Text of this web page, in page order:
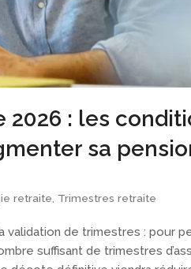
: les
sa
retraite Trimestres retraite
de trimestres : pour
suffisant de trimestres